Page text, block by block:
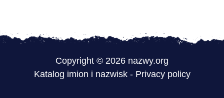
Copyright © 2026 nazwy.org
Katalog imion i nazwisk- Privacy policy